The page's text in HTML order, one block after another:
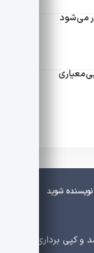
می‌شود
نویسنده شوید
کپی برداری از